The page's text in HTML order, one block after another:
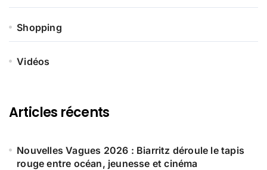
Shopping
Vidéos
Articles récents
Nouvelles Vagues 2026 : Biarritz déroule le tapis
rouge entre océan, jeunesse et cinéma